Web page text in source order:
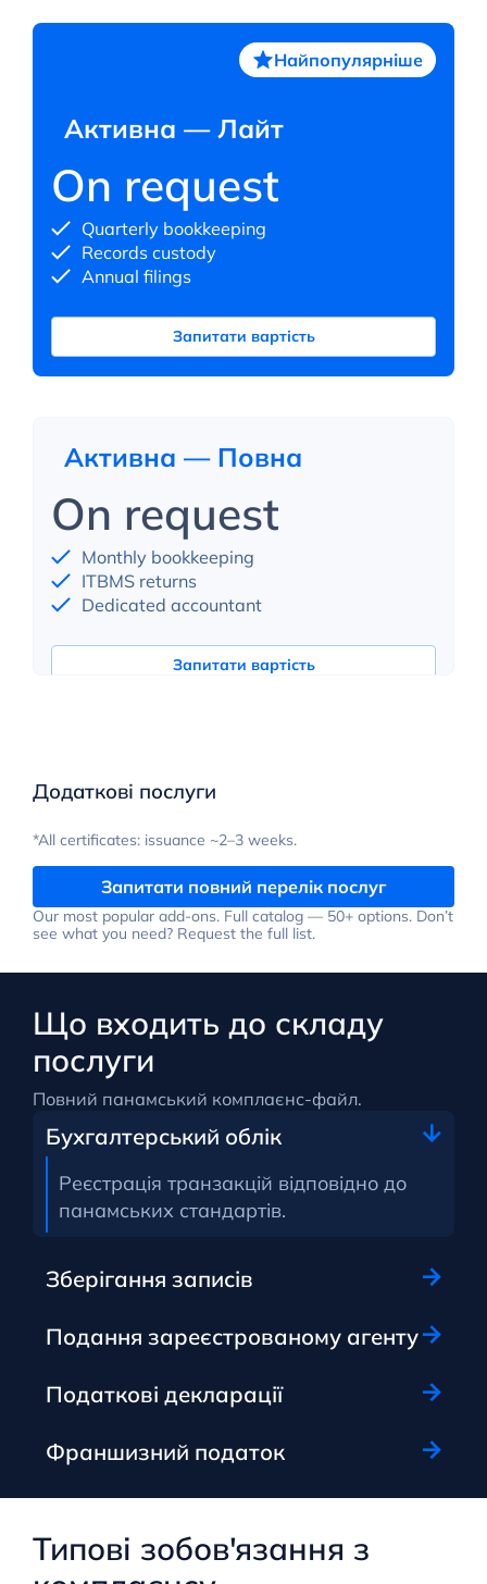
Найпопулярніше
Активна — Лайт
On request
Quarterly bookkeeping
Records custody
Annual filings
Запитати вартість
Активна — Повна
On request
Monthly bookkeeping
ITBMS returns
Dedicated accountant
Запитати вартість
Додаткові послуги
*All certificates: issuance ~2–3 weeks.
Запитати повний перелік послуг
Our most popular add-ons. Full catalog — 50+ options. Don’t
see what you need? Request the full list.
Що входить до складу
послуги
Повний панамський комплаєнс-файл.
Бухгалтерський облік
Реєстрація транзакцій відповідно до
панамських стандартів.
Зберігання записів
Подання зареєстрованому агенту
Податкові декларації
Франшизний податок
Типові зобов'язання з